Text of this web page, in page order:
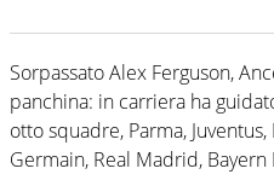
Sorpassato Alex Ferguson,
panchina: in carriera ha
otto squadre, Parma,
Germain, Real Madrid,